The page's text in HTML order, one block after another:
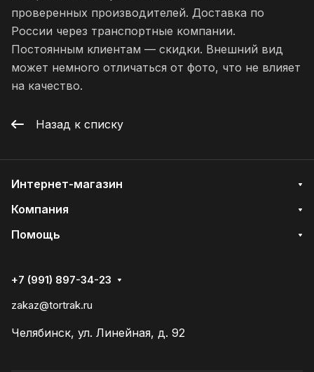
проверенных производителей. Доставка по
России через транспортные компании.
Постоянным клиентам — скидки. Внешний вид
может немного отличаться от фото, что не влияет
на качество.
Назад к списку
Интернет-магазин
Компания
Помощь
+7 (991) 897-34-23
zakaz@tortrak.ru
Челябинск, ул. Линейная, д. 92